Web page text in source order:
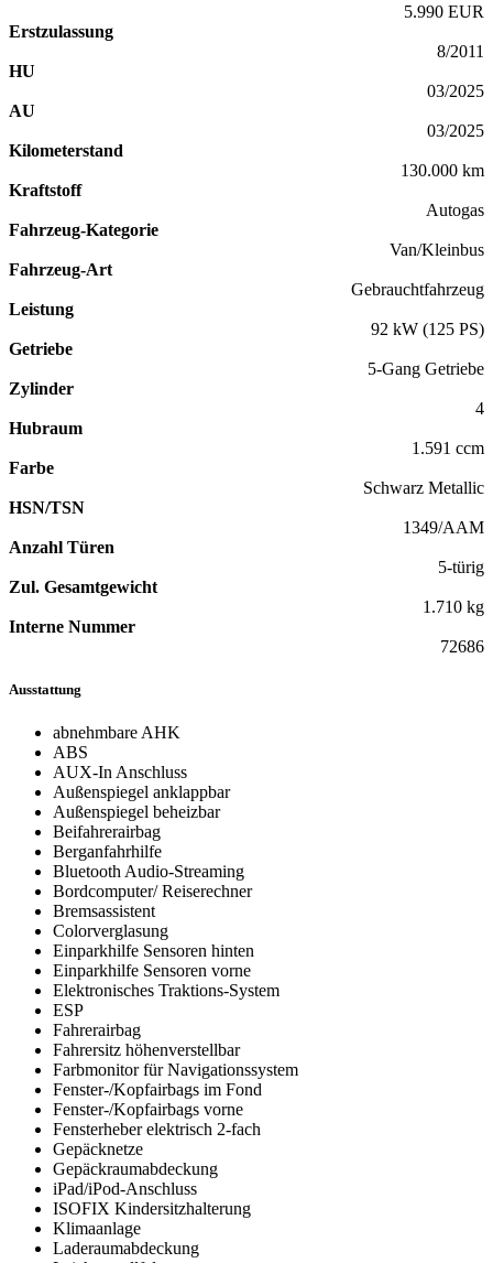
5.990 EUR
Erstzulassung
8/2011
HU
03/2025
AU
03/2025
Kilometerstand
130.000 km
Kraftstoff
Autogas
Fahrzeug-Kategorie
Van/Kleinbus
Fahrzeug-Art
Gebrauchtfahrzeug
Leistung
92 kW (125 PS)
Getriebe
5-Gang Getriebe
Zylinder
4
Hubraum
1.591 ccm
Farbe
Schwarz Metallic
HSN/TSN
1349/AAM
Anzahl Türen
5-türig
Zul. Gesamtgewicht
1.710 kg
Interne Nummer
72686
Ausstattung
abnehmbare AHK
ABS
AUX-In Anschluss
Außenspiegel anklappbar
Außenspiegel beheizbar
Beifahrerairbag
Berganfahrhilfe
Bluetooth Audio-Streaming
Bordcomputer/ Reiserechner
Bremsassistent
Colorverglasung
Einparkhilfe Sensoren hinten
Einparkhilfe Sensoren vorne
Elektronisches Traktions-System
ESP
Fahrerairbag
Fahrersitz höhenverstellbar
Farbmonitor für Navigationssystem
Fenster-/Kopfairbags im Fond
Fenster-/Kopfairbags vorne
Fensterheber elektrisch 2-fach
Gepäcknetze
Gepäckraumabdeckung
iPad/iPod-Anschluss
ISOFIX Kindersitzhalterung
Klimaanlage
Laderaumabdeckung